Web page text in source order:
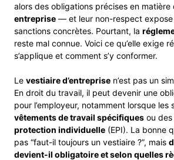
alors des obligations précises en matière
entreprise — et leur non-respect expose
sanctions concrètes. Pourtant, la
reste mal connue. Voici ce qu’elle exige
s’applique et comment s’y conformer.
Le vestiaire d’entreprise n’est pas un
En droit du travail, il peut devenir une
pour l’employeur, notamment lorsque les
vêtements de travail spécifiques ou des
protection individuelle (EPI). La bonne
pas “faut-il toujours un vestiaire ?”, mais
devient-il obligatoire et selon quelles